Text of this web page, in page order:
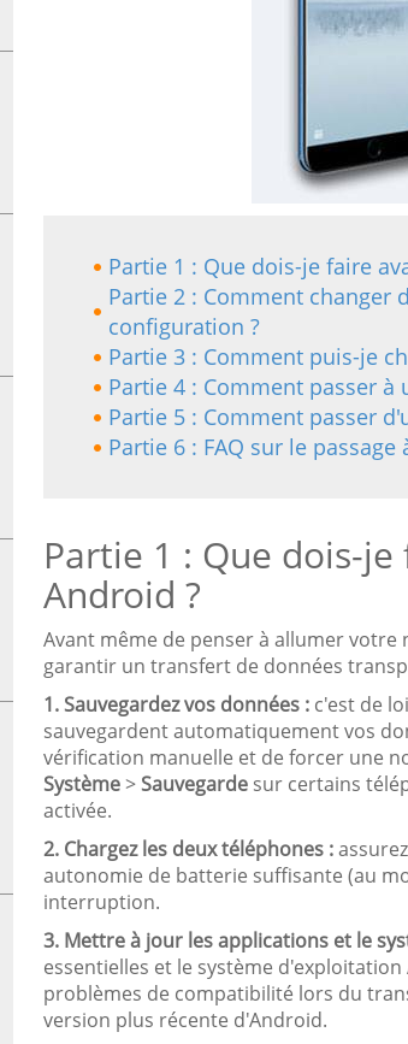
Partie 1 : Que dois-je faire
Partie 2 : Comment changer
configuration ?
Partie 3 : Comment puis-je
Partie 4 : Comment passer à
Partie 5 : Comment passer
Partie 6 : FAQ sur le
Partie 1 : Que dois-
Android ?
Avant même de penser à allumer
garantir un transfert de données
1. Sauvegardez vos données : c'est de
sauvegardent automatiquement vos
vérification manuelle et de forcer une
Système>Sauvegarde sur certains
activée.
2. Chargez les deux téléphones :
autonomie de batterie suffisante (au
interruption.
3. Mettre à jour les applications et le
essentielles et le système
problèmes de compatibilité lors du
version plus récente d'Android.